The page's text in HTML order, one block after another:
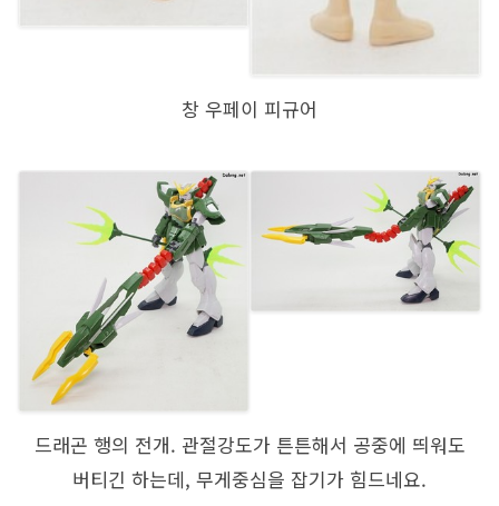
창 우페이 피규어
드래곤 행의 전개. 관절강도가 튼튼해서 공중에 띄워도
버티긴 하는데, 무게중심을 잡기가 힘드네요.